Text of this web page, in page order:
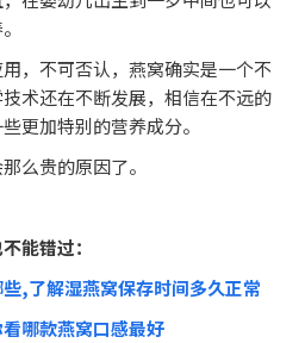
，不可否认，燕窝确实是一个不
术还在不断发展，相信在不远的
更加特别的营养成分。
么贵的原因了。
能错过：
,了解湿燕窝保存时间多久正常
哪款燕窝口感最好